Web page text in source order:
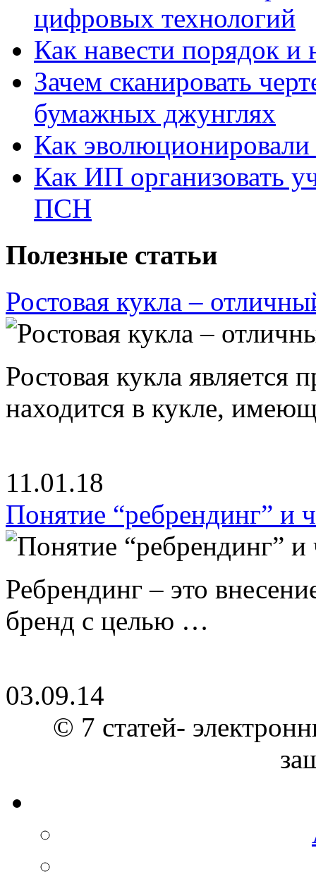
цифровых технологий
Как навести порядок и
Зачем сканировать
бумажных джунглях
Как
Как ИП организовать
ПСН
Полезные статьи
Ростовая кукла –
Ростовая кукла является
находится в кукле,
11.01.18
Понятие “ребрендинг” и
Ребрендинг – это
бренд с целью …
03.09.14
© 7 статей-